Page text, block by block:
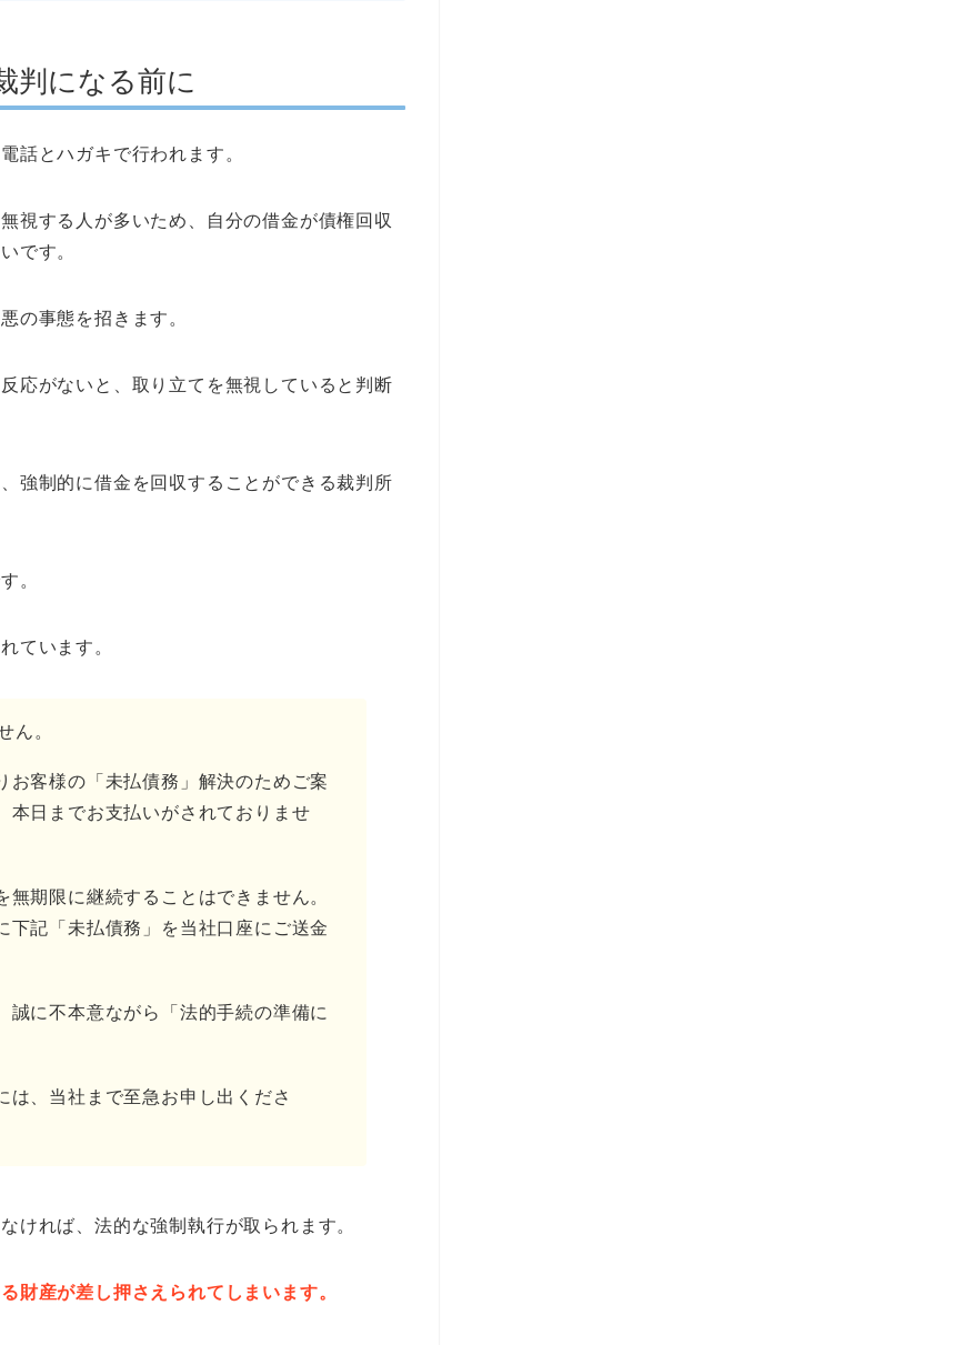
判になる前に
話とハガキで行われます。
視する人が多いため、自分の借金が債権回収
です。
の事態を招きます。
応がないと、取り立てを無視していると判断
強制的に借金を回収することができる裁判所
。
ています。
ん。
お客様の「未払債務」解決のためご案
本日までお支払いがされておりませ
期限に継続することはできません。
記「未払債務」を当社口座にご送金
に不本意ながら「法的手続の準備に
は、当社まで至急お申し出くださ
ければ、法的な強制執行が取られます。
財産が差し押さえられてしまいます。